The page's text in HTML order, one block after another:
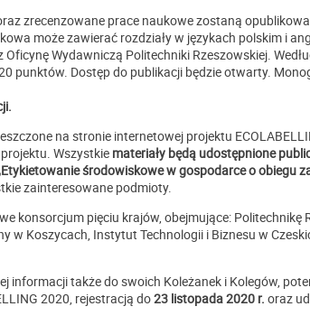
zrecenzowane prace naukowe zostaną
może zawierać rozdziały w językach polskim i
Wydawniczą Politechniki Rzeszowskiej.
punktów. Dostęp do publikacji będzie otwarty.
na stronie internetowej projektu
Wszystkie materiały będą udostępnione
środowiskowe w gospodarce o obiegu
zainteresowane podmioty.
konsorcjum pięciu krajów, obejmujące: Politechnikę
w Koszycach, Instytut Technologii i Biznesu w
informacji także do swoich Koleżanek i Kolegów,
2020, rejestracją do23 listopada 2020 r. oraz